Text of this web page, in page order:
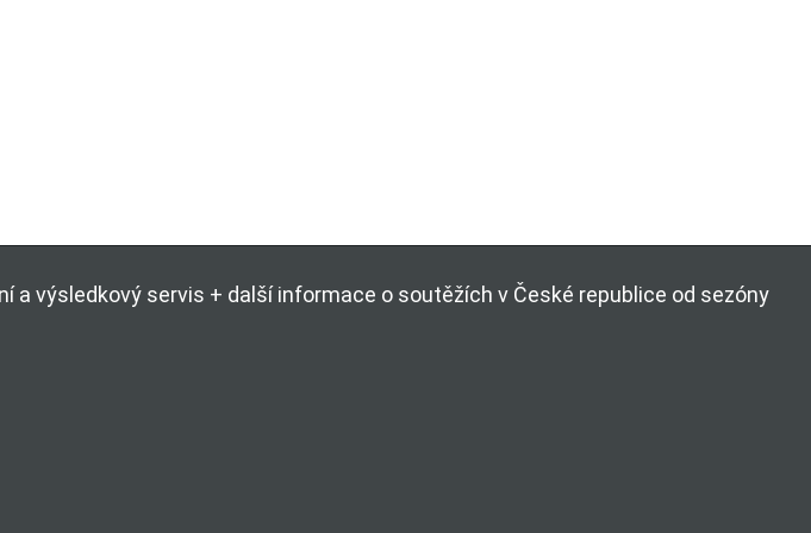
výsledkový servis + další informace o soutěžích v České republice od sezóny